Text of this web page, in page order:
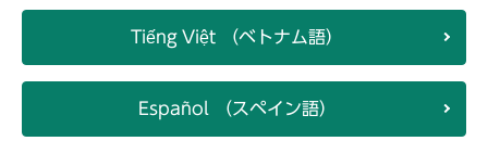
Tiếng Việt （ベトナム語）
Español （スペイン語）